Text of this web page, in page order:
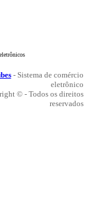
- Sistema de comércio
eletrônico
© - Todos os direitos
reservados